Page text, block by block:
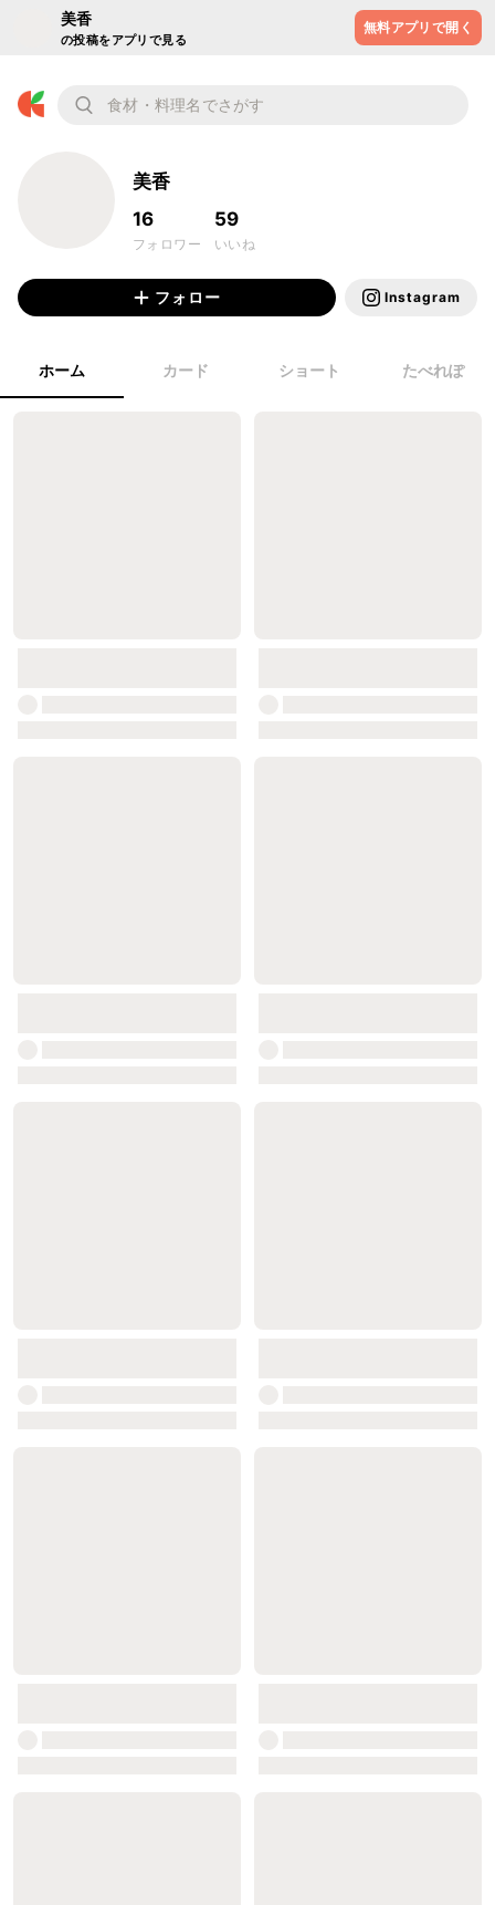
美香
の投稿をアプリで見る
無料アプリで開く
美香
16
フォロワー
59
いいね
フォロー Instagram
ホーム カード ショート たべれぽ